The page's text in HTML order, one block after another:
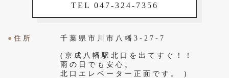
TEL 047-324-7356
●住所 千葉県市川市八幡3-27-7
(京成八幡駅北口を出てすぐ！！
雨の日でも安心。
北口エレベーター正面です。 )